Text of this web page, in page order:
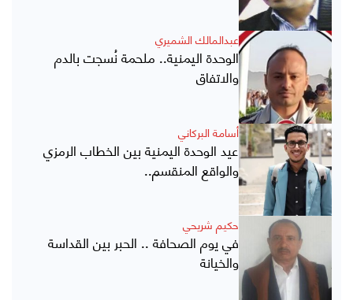
عبدالمالك الشميري
الوحدة اليمنية.. ملحمة نُسجت بالدم
والاتفاق
أسامة البركاني
عيد الوحدة اليمنية بين الخطاب الرمزي
والواقع المنقسم..
حكيم شريحي
في يوم الصحافة .. الحبر بين القداسة
والخيانة